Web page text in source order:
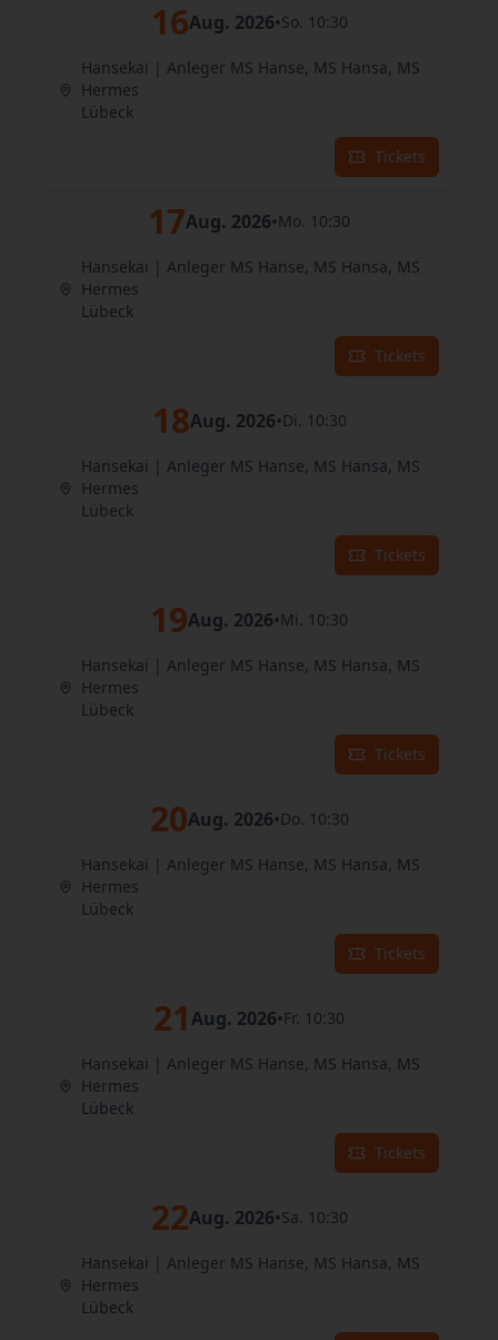
16Aug. 2026•So. 10:30
Hansekai | Anleger MS Hanse, MS Hansa, MS
Hermes
Lübeck
Tickets
17Aug. 2026•Mo. 10:30
Hansekai | Anleger MS Hanse, MS Hansa, MS
Hermes
Lübeck
Tickets
18Aug. 2026•Di. 10:30
Hansekai | Anleger MS Hanse, MS Hansa, MS
Hermes
Lübeck
Tickets
19Aug. 2026•Mi. 10:30
Hansekai | Anleger MS Hanse, MS Hansa, MS
Hermes
Lübeck
Tickets
20Aug. 2026•Do. 10:30
Hansekai | Anleger MS Hanse, MS Hansa, MS
Hermes
Lübeck
Tickets
21 Aug. 2026•Fr. 10:30
Hansekai | Anleger MS Hanse, MS Hansa, MS
Hermes
Lübeck
Tickets
22Aug. 2026•Sa. 10:30
Hansekai | Anleger MS Hanse, MS Hansa, MS
Hermes
Lübeck